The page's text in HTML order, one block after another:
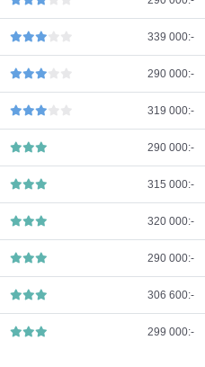
339 000:-
290 000:-
319 000:-
290 000:-
315 000:-
320 000:-
290 000:-
306 600:-
299 000:-